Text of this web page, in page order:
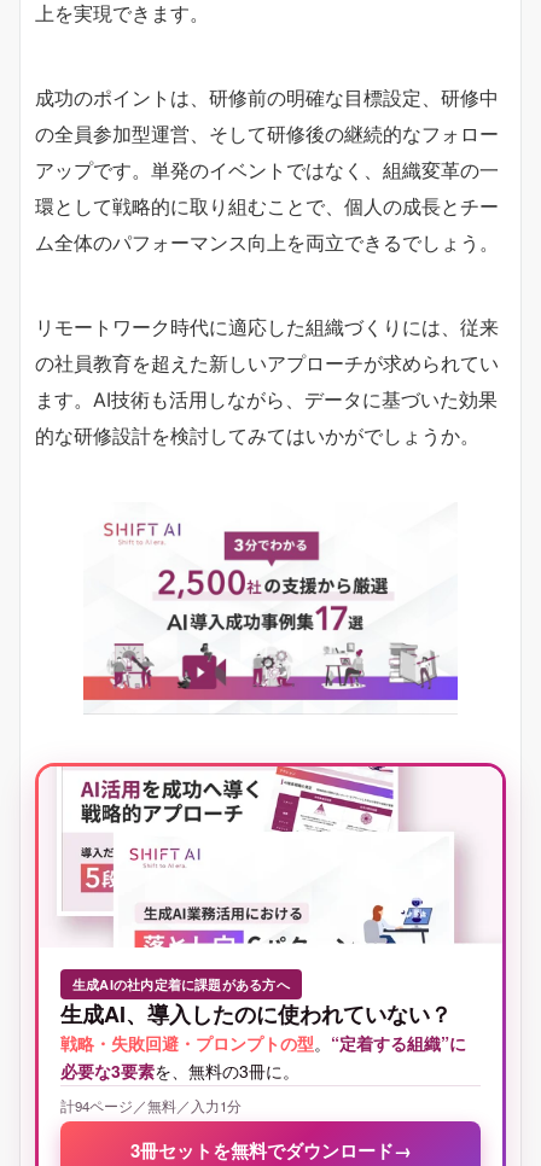
上を実現できます。
成功のポイントは、研修前の明確な目標設定、研修中
の全員参加型運営、そして研修後の継続的なフォロー
アップです。単発のイベントではなく、組織変革の一
環として戦略的に取り組むことで、個人の成長とチー
ム全体のパフォーマンス向上を両立できるでしょう。
リモートワーク時代に適応した組織づくりには、従来
の社員教育を超えた新しいアプローチが求められてい
ます。AI技術も活用しながら、データに基づいた効果
的な研修設計を検討してみてはいかがでしょうか。
生成AIの社内定着に課題がある方へ
生成AI、導入したのに使われていない？
戦略・失敗回避・プロンプトの型。 “定着する組織”に
必要な3要素を、無料の3冊に。
計94ページ／無料／入力1分
3冊セットを無料でダウンロード→